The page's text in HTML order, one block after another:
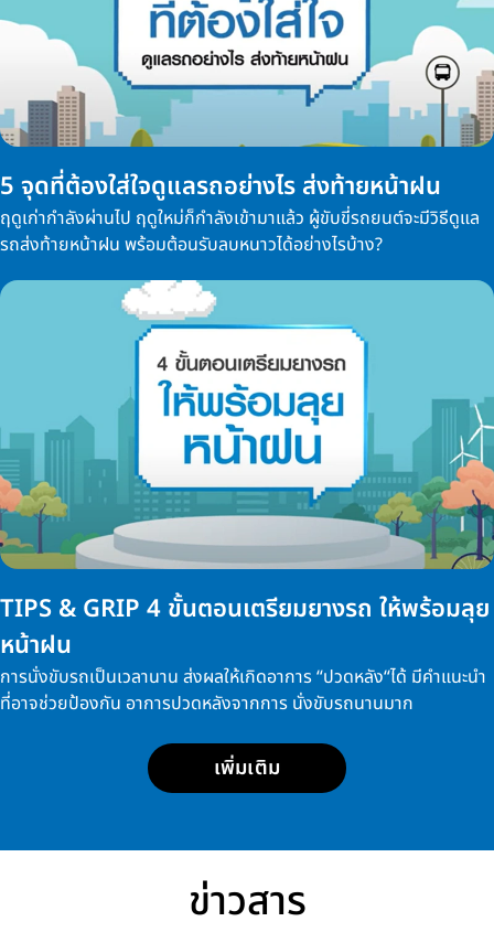
5 จุดที่ต้องใส่ใจดูแลรถอย่างไร ส่งท้ายหน้าฝน
ฤดูเก่ากำลังผ่านไป ฤดูใหม่ก็กำลังเข้ามาแล้ว ผู้ขับขี่รถยนต์จะมีวิธีดูแล
รถส่งท้ายหน้าฝน พร้อมต้อนรับลบหนาวได้อย่างไรบ้าง?
TIPS & GRIP 4 ขั้นตอนเตรียมยางรถ ให้พร้อมลุย
หน้าฝน
การนั่งขับรถเป็นเวลานาน ส่งผลให้เกิดอาการ “ปวดหลัง“ได้ มีคำแนะนำ
ที่อาจช่วยป้องกัน อาการปวดหลังจากการ นั่งขับรถนานมาก
เพิ่มเติม
ข่าวสาร